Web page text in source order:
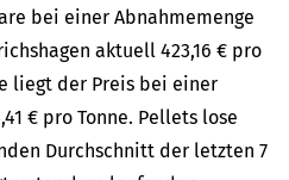
bei einer Abnahmemenge
aktuell 423,16 € pro
liegt der Preis bei einer
€ pro Tonne. Pellets lose
Durchschnitt der letzten 7